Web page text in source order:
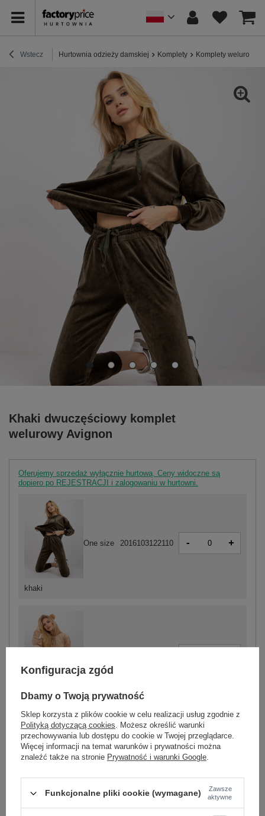
Wstecz Hurtownia odzieży damskiej Komplety Komplety welurowe
Khaki dwuczęściowy komplet
welurowy Avignon
Oferujemy sprzedaż wyłącznie hurtową. Ceny widoczne są
dopiero po REJESTRACJI i zalogowaniu w hurtowni.
khaki
One size 2016103122110 - +
beżowy
ZALOGUJ SIĘ I ZOBACZ CENĘ
Masz pytanie? Chętnie pomożemy.
Zadzwoń+48 601 547 740 Zadaj pytanie
Konfiguracja zgód
Dbamy o Twoją prywatność
Sklep korzysta z plików cookie w celu realizacji usług zgodnie z
Polityką dotyczącą cookies. Możesz określić warunki
przechowywania lub dostępu do cookie w Twojej przeglądarce.
Więcej informacji na temat warunków i prywatności można
znaleźć także na stronie Prywatność i warunki Google.
Funkcjonalne pliki cookie (wymagane)
Zawsze
aktywne